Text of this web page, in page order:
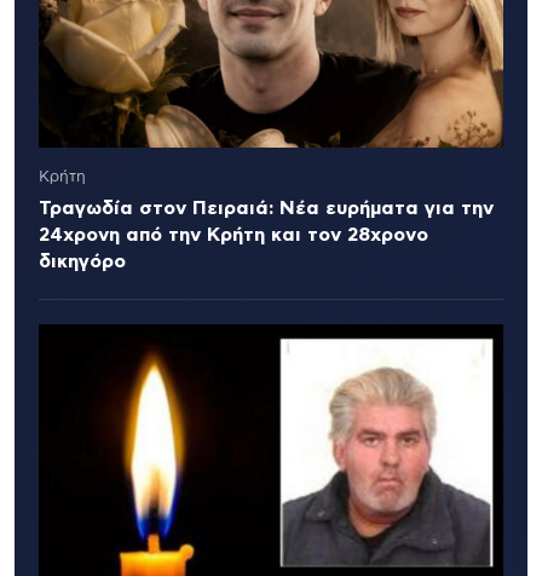
Κρήτη
Τραγωδία στον Πειραιά: Νέα ευρήματα για την
24χρονη από την Κρήτη και τον 28χρονο
δικηγόρο